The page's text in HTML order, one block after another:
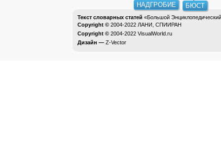
НАДГРОБИЕ БЮСТ
Текст словарных статей «Большой
Copyright © 2004-2022 ЛАНИ, СПИИРАН
Copyright © 2004-2022 VisualWorld.ru
Дизайн — Z-Vector